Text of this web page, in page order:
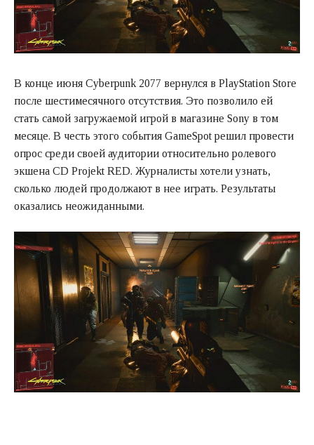
В конце июня Cyberpunk 2077 вернулся в PlayStation Store
после шестимесячного отсутствия. Это позволило ей
стать самой загружаемой игрой в магазине Sony в том
месяце. В честь этого события GameSpot решил провести
опрос среди своей аудитории относительно ролевого
экшена CD Projekt RED. Журналисты хотели узнать,
сколько людей продолжают в нее играть. Результаты
оказались неожиданными.